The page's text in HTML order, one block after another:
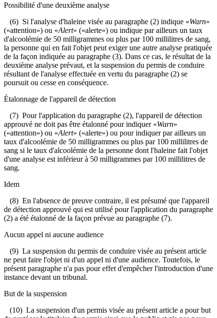
Possibilité d'une deuxième analyse
(6) Si l'analyse d'haleine visée au paragraphe (2) indique «Warn»
(«attention») ou «Alert» («alerte») ou indique par ailleurs un taux
d'alcoolémie de 50 milligrammes ou plus par 100 millilitres de sang,
la personne qui en fait l'objet peut exiger une autre analyse pratiquée
de la façon indiquée au paragraphe (3). Dans ce cas, le résultat de la
deuxième analyse prévaut, et la suspension du permis de conduire
résultant de l'analyse effectuée en vertu du paragraphe (2) se
poursuit ou cesse en conséquence.
Étalonnage de l'appareil de détection
(7) Pour l'application du paragraphe (2), l'appareil de détection
approuvé ne doit pas être étalonné pour indiquer «Warn»
(«attention») ou «Alert» («alerte») ou pour indiquer par ailleurs un
taux d'alcoolémie de 50 milligrammes ou plus par 100 millilitres de
sang si le taux d'alcoolémie de la personne dont l'haleine fait l'objet
d'une analyse est inférieur à 50 milligrammes par 100 millilitres de
sang.
Idem
(8) En l'absence de preuve contraire, il est présumé que l'appareil
de détection approuvé qui est utilisé pour l'application du paragraphe
(2) a été étalonné de la façon prévue au paragraphe (7).
Aucun appel ni aucune audience
(9) La suspension du permis de conduire visée au présent article
ne peut faire l'objet ni d'un appel ni d'une audience. Toutefois, le
présent paragraphe n'a pas pour effet d'empêcher l'introduction d'une
instance devant un tribunal.
But de la suspension
(10) La suspension d'un permis visée au présent article a pour but